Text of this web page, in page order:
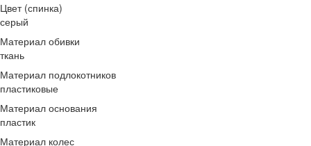
Цвет (спинка)
серый
Материал обивки
ткань
Материал подлокотников
пластиковые
Материал основания
пластик
Материал колес